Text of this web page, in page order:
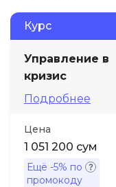
Курс
Управление в
кризис
Подробнее
Цена
1 051 200 сум
Ещё -5% по
промокоду
ДПО